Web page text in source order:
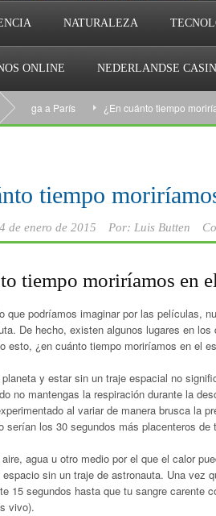
NATURALEZA
ONLINE NEDERLANDSE
a París ¿En cuánto tiempo moriríamos
tiempo
de enero de 2015 Por: Luis Butten
tiempo moriríamos en
que podríamos imaginar por las películas,
De hecho, existen algunos lugares en
esto, ¿en cuánto tiempo moriríamos en el
y estar sin un traje espacial no
no mantengas la respiración durante la
al variar de manera brusca la
serían los 30 segundos más placenteros de
agua u otro medio por el que el calor
sin un traje de astronauta. Una vez
15 segundos hasta que tu sangre carente
vivo).